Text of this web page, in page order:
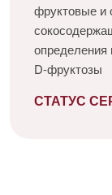
фруктовые и
определения
D-фруктозы
СТАТУС